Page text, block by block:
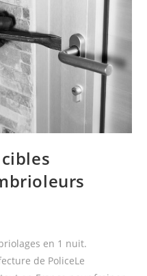
en 1 nuit.
de PoliceLe